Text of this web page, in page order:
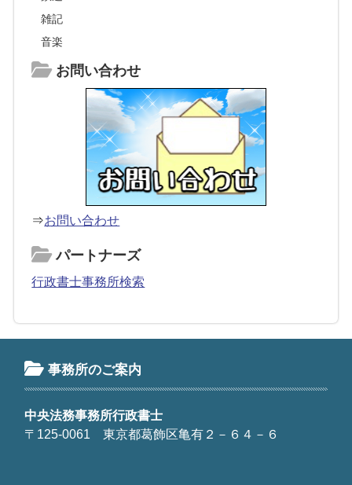
雑記
音楽
お問い合わせ
⇒お問い合わせ
パートナーズ
行政書士事務所検索
事務所のご案内
中央法務事務所行政書士
〒125-0061 東京都葛飾区亀有２－６４－６